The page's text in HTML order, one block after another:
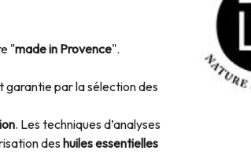
"made in Provence".
garantie par la sélection des
. Les techniques d’analyses
des huiles essentielles